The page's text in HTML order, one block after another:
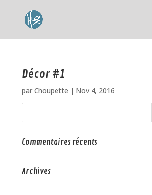
Décor #1
par Choupette | Nov 4, 2016
Commentaires récents
Archives